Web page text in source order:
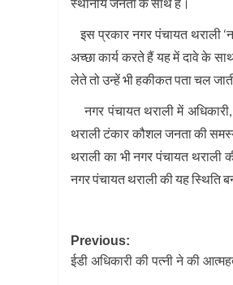
इस प्रकार नगर पंचायत थराली
अच्छा कार्य करते हैं यह में दावे के
लेते तो उन्हें भी हकीकत पता चल
नगर पंचायत थराली में अधिकारी,
थराली टंकार कौशल जनता की
थराली का भी नगर पंचायत
नगर पंचायत थराली की यह स्थिति
Post
navigation
Previous:
ईडी अधिकारी की पत्नी ने की